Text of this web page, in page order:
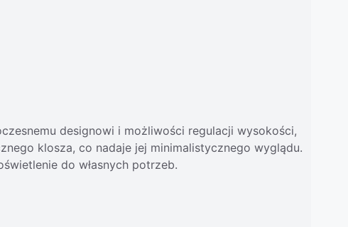
designowi i możliwości regulacji wysokości,
klosza, co nadaje jej minimalistycznego wyglądu.
do własnych potrzeb.